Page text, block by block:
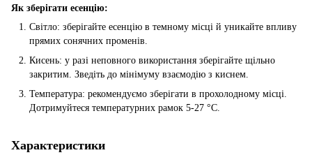
Як зберігати есенцію:
Світло: зберігайте есенцію в темному місці й уникайте впливу
прямих сонячних променів.
Кисень: у разі неповного використання зберігайте щільно
закритим. Зведіть до мінімуму взаємодію з киснем.
Температура: рекомендуємо зберігати в прохолодному місці.
Дотримуйтеся температурних рамок 5-27 °С.
Характеристики